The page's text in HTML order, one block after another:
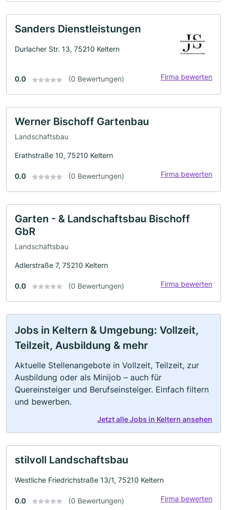
Sanders Dienstleistungen
Durlacher Str. 13, 75210 Keltern
0.0 (0 Bewertungen) Firma bewerten
Werner Bischoff Gartenbau
Landschaftsbau
Erathstraße 10, 75210 Keltern
0.0 (0 Bewertungen) Firma bewerten
Garten - & Landschaftsbau Bischoff
GbR
Landschaftsbau
Adlerstraße 7, 75210 Keltern
0.0 (0 Bewertungen) Firma bewerten
Jobs in Keltern & Umgebung: Vollzeit,
Teilzeit, Ausbildung & mehr
Aktuelle Stellenangebote in Vollzeit, Teilzeit, zur
Ausbildung oder als Minijob – auch für
Quereinsteiger und Berufseinsteiger. Einfach filtern
und bewerben.
Jetzt alle Jobs in Keltern ansehen
stilvoll Landschaftsbau
Westliche Friedrichstraße 13/1, 75210 Keltern
0.0 (0 Bewertungen) Firma bewerten